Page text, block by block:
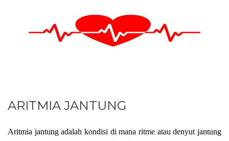
ARITMIA JANTUNG
Aritmia jantung adalah kondisi di mana ritme atau denyut jantung